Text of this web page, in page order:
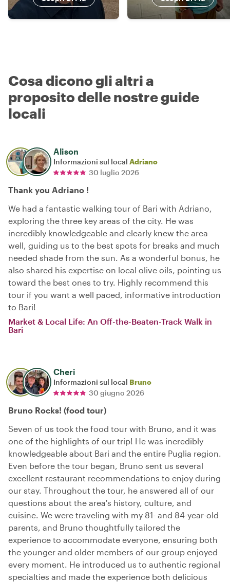
Cosa dicono gli altri a
proposito delle nostre guide
locali
Alison
Informazioni sul local Adriano
30 luglio 2026
Thank you Adriano !
We had a fantastic walking tour of Bari with Adriano,
exploring the three key areas of the city. He was
incredibly knowledgeable and clearly knew the area
well, guiding us to the best spots for breaks and much
needed shade from the sun. As a wonderful bonus, he
also shared his expertise on local olive oils, pointing us
toward the best ones to try. Highly recommend this
tour if you want a well paced, informative introduction
to Bari!
Market & Local Life: An Off-the-Beaten-Track Walk in
Bari
Cheri
Informazioni sul local Bruno
30 giugno 2026
Bruno Rocks! (food tour)
Seven of us took the food tour with Bruno, and it was
one of the highlights of our trip! He was incredibly
knowledgeable about Bari and the entire Puglia region.
Even before the tour began, Bruno sent us several
excellent restaurant recommendations to enjoy during
our stay. Throughout the tour, he answered all of our
questions about the area's history, culture, and
cuisine. We were traveling with my 81- and 84-year-old
parents, and Bruno thoughtfully tailored the
experience to accommodate everyone, ensuring both
the younger and older members of our group enjoyed
every moment. He introduced us to authentic regional
specialties and made the experience both delicious